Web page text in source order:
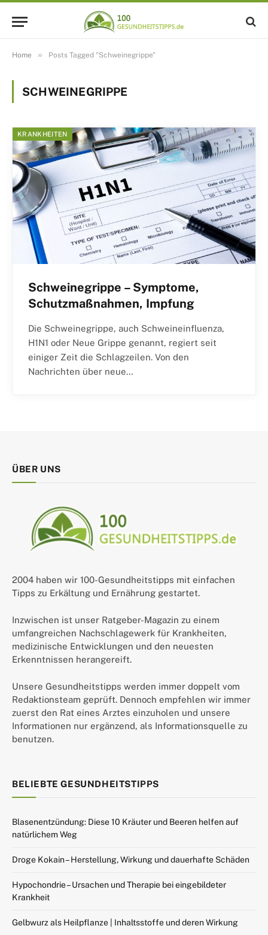
Home » Posts Tagged "Schweinegrippe"
SCHWEINEGRIPPE
KRANKHEITEN
Schweinegrippe – Symptome,
Schutzmaßnahmen, Impfung
Die Schweinegrippe, auch Schweineinfluenza,
H1N1 oder Neue Grippe genannt, regiert seit
einiger Zeit die Schlagzeilen. Von den
Nachrichten über neue…
ÜBER UNS
2004 haben wir 100-Gesundheitstipps mit einfachen
Tipps zu Erkältung und Ernährung gestartet.
Inzwischen ist unser Ratgeber-Magazin zu einem
umfangreichen Nachschlagewerk für Krankheiten,
medizinische Entwicklungen und den neuesten
Erkenntnissen herangereift.
Unsere Gesundheitstipps werden immer doppelt vom
Redaktionsteam geprüft. Dennoch empfehlen wir immer
zuerst den Rat eines Arztes einzuholen und unsere
Informationen nur ergänzend, als Informationsquelle zu
benutzen.
BELIEBTE GESUNDHEITSTIPPS
Blasenentzündung: Diese 10 Kräuter und Beeren helfen auf
natürlichem Weg
Droge Kokain – Herstellung, Wirkung und dauerhafte Schäden
Hypochondrie – Ursachen und Therapie bei eingebildeter
Krankheit
Gelbwurz als Heilpflanze | Inhaltsstoffe und deren Wirkung